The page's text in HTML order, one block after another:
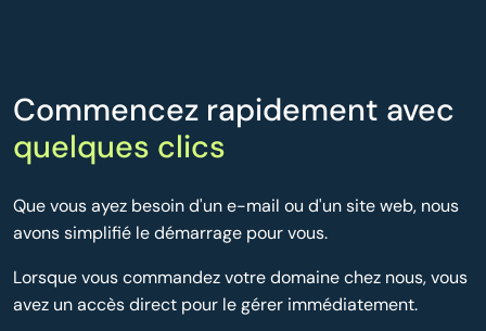
Commencez rapidement avec
quelques clics
Que vous ayez besoin d'un e-mail ou d'un site web, nous
avons simplifié le démarrage pour vous.
Lorsque vous commandez votre domaine chez nous, vous
avez un accès direct pour le gérer immédiatement.